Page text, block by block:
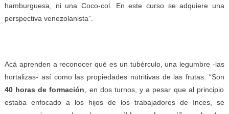
hamburguesa, ni una Coco-col. En este curso se adquiere una
perspectiva venezolanista”.
Acá aprenden a reconocer qué es un tubérculo, una legumbre -las
hortalizas- así como las propiedades nutritivas de las frutas. “Son
40 horas de formación , en dos turnos, y a pesar que al principio
estaba enfocado a los hijos de los trabajadores de Inces, se